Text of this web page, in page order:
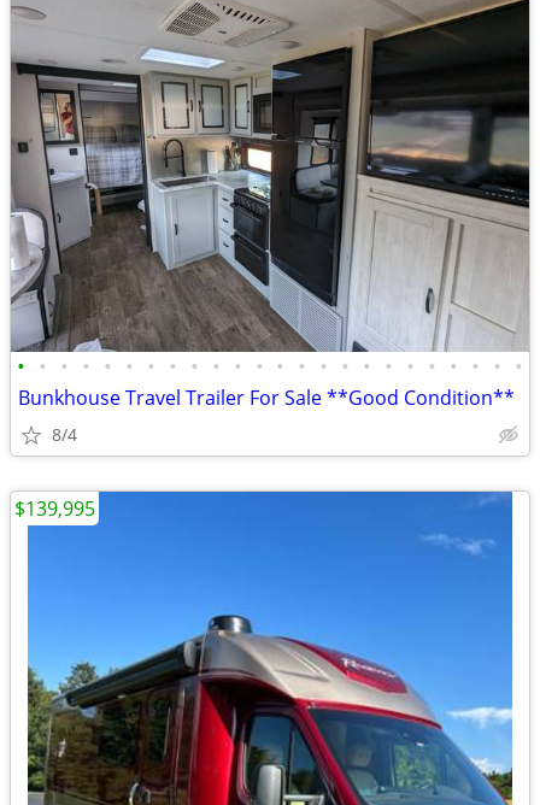
• • • • • • • • • • • • • • • • • • • • • • • •
Bunkhouse Travel Trailer For Sale **Good Condition**
8/4
$139,995